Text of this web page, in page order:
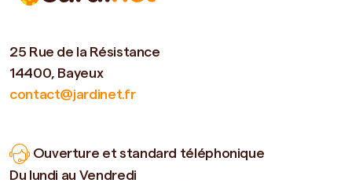
25 Rue de la Résistance
14400, Bayeux
contact@jardinet.fr
Ouverture et standard téléphonique
Du lundi au Vendredi